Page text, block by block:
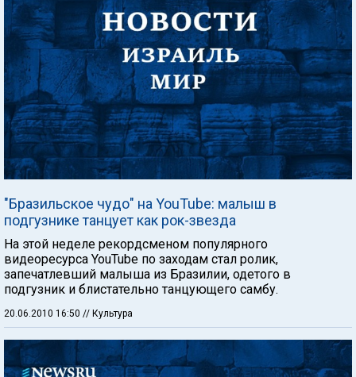
"Бразильское чудо" на YouTube: малыш в
подгузнике танцует как рок-звезда
На этой неделе рекордсменом популярного
видеоресурса YouTube по заходам стал ролик,
запечатлевший малыша из Бразилии, одетого в
подгузник и блистательно танцующего самбу.
20.06.2010 16:50 // Культура